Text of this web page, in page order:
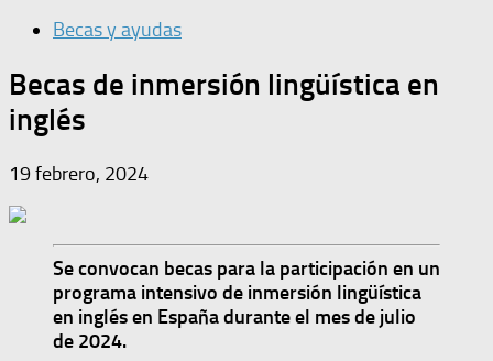
Becas y ayudas
Becas de inmersión lingüística en
inglés
19 febrero, 2024
Se convocan becas para la participación en un
programa intensivo de inmersión lingüística
en inglés en España durante el mes de julio
de 2024.